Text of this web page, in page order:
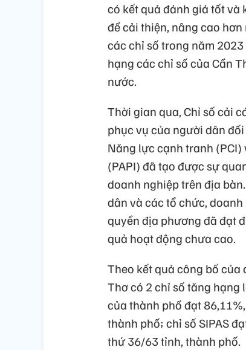
có kết quả đánh giá tốt và
để cải thiện, nâng cao
các chỉ số trong năm
hạng các chỉ số của Cần
nước.
Thời gian qua, Chỉ số cải
phục vụ của người dân
Năng lực cạnh tranh
(PAPI) đã tạo được sự
doanh nghiệp trên địa
dân và các tổ chức,
quyền địa phương đã đạt
quả hoạt động chưa cao.
Theo kết quả công bố của
Thơ có 2 chỉ số tăng hạng
của thành phố đạt
thành phố; chỉ số SIPAS
thứ 36/63 tỉnh, thành phố.